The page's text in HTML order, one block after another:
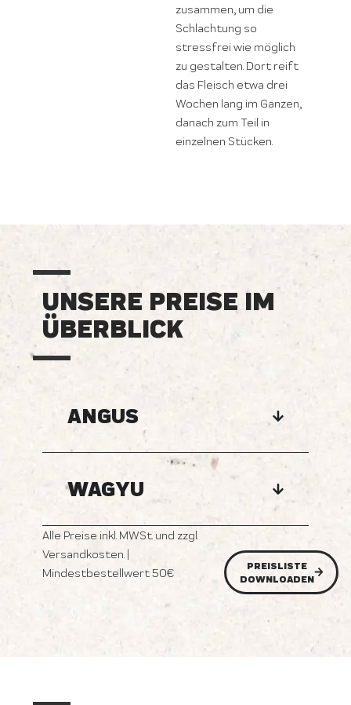
zusammen, um die
Schlachtung so
stressfrei wie möglich
zu gestalten. Dort reift
das Fleisch etwa drei
Wochen lang im Ganzen,
danach zum Teil in
einzelnen Stücken.
UNSERE PREISE IM
ÜBERBLICK
ANGUS
WAGYU
Alle Preise inkl. MWSt. und zzgl.
Versandkosten. |
Mindestbestellwert 50€
PREISLISTE
DOWNLOADEN